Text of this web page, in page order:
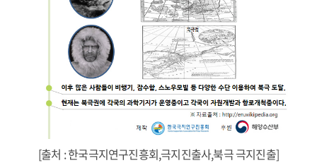
[출처 : 한국극지연구진흥회,극지진출사,북극 극지진출]